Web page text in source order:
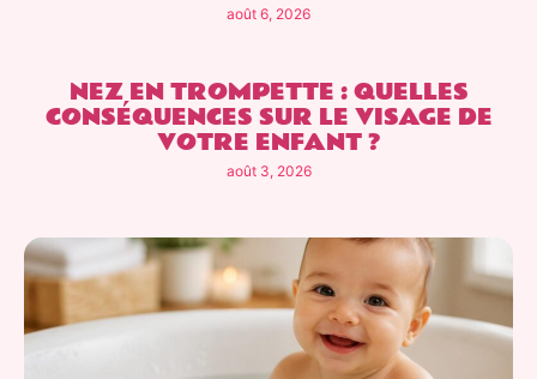
août 6, 2026
NEZ EN TROMPETTE : QUELLES
CONSÉQUENCES SUR LE VISAGE DE
VOTRE ENFANT ?
août 3, 2026